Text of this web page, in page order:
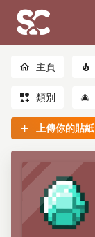
主頁
類別 🎄
上傳你的貼紙